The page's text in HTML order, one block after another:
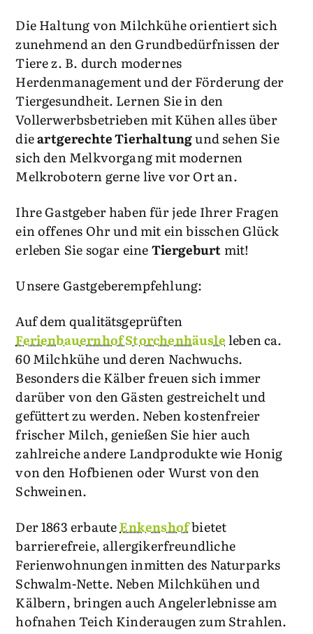
Die Haltung von Milchkühe orientiert sich
zunehmend an den Grundbedürfnissen der
Tiere z. B. durch modernes
Herdenmanagement und der Förderung der
Tiergesundheit. Lernen Sie in den
Vollerwerbsbetrieben mit Kühen alles über
dieartgerechte Tierhaltungund sehen Sie
sich den Melkvorgang mit modernen
Melkrobotern gerne live vor Ort an.
Ihre Gastgeber haben für jede Ihrer Fragen
ein offenes Ohr und mit ein bisschen Glück
erleben Sie sogar eineTiergeburtmit!
Unsere Gastgeberempfehlung:
Auf dem qualitätsgeprüften
Ferienbauernhof Storchenhäusleleben ca.
60 Milchkühe und deren Nachwuchs.
Besonders die Kälber freuen sich immer
darüber von den Gästen gestreichelt und
gefüttert zu werden. Neben kostenfreier
frischer Milch, genießen Sie hier auch
zahlreiche andere Landprodukte wie Honig
von den Hofbienen oder Wurst von den
Schweinen.
Der 1863 erbauteEnkenshofbietet
barrierefreie, allergikerfreundliche
Ferienwohnungen inmitten des Naturparks
Schwalm-Nette. Neben Milchkühen und
Kälbern, bringen auch Angelerlebnisse am
hofnahen Teich Kinderaugen zum Strahlen.